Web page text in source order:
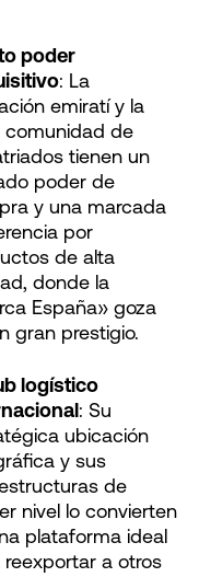
poder
: La
emiratí y la
comunidad de
tienen un
poder de
y una marcada
por
de alta
donde la
España» goza
gran prestigio.
logístico
: Su
ubicación
y sus
de
nivel lo convierten
plataforma ideal
reexportar a otros